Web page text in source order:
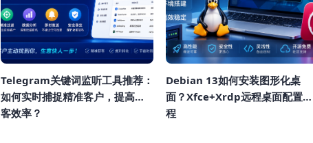
Telegram关键词监听工具推荐：
如何实时捕捉精准客户，提高获
客效率？
Debian 13如何安装图形化桌
面？Xfce+Xrdp远程桌面配置教
程